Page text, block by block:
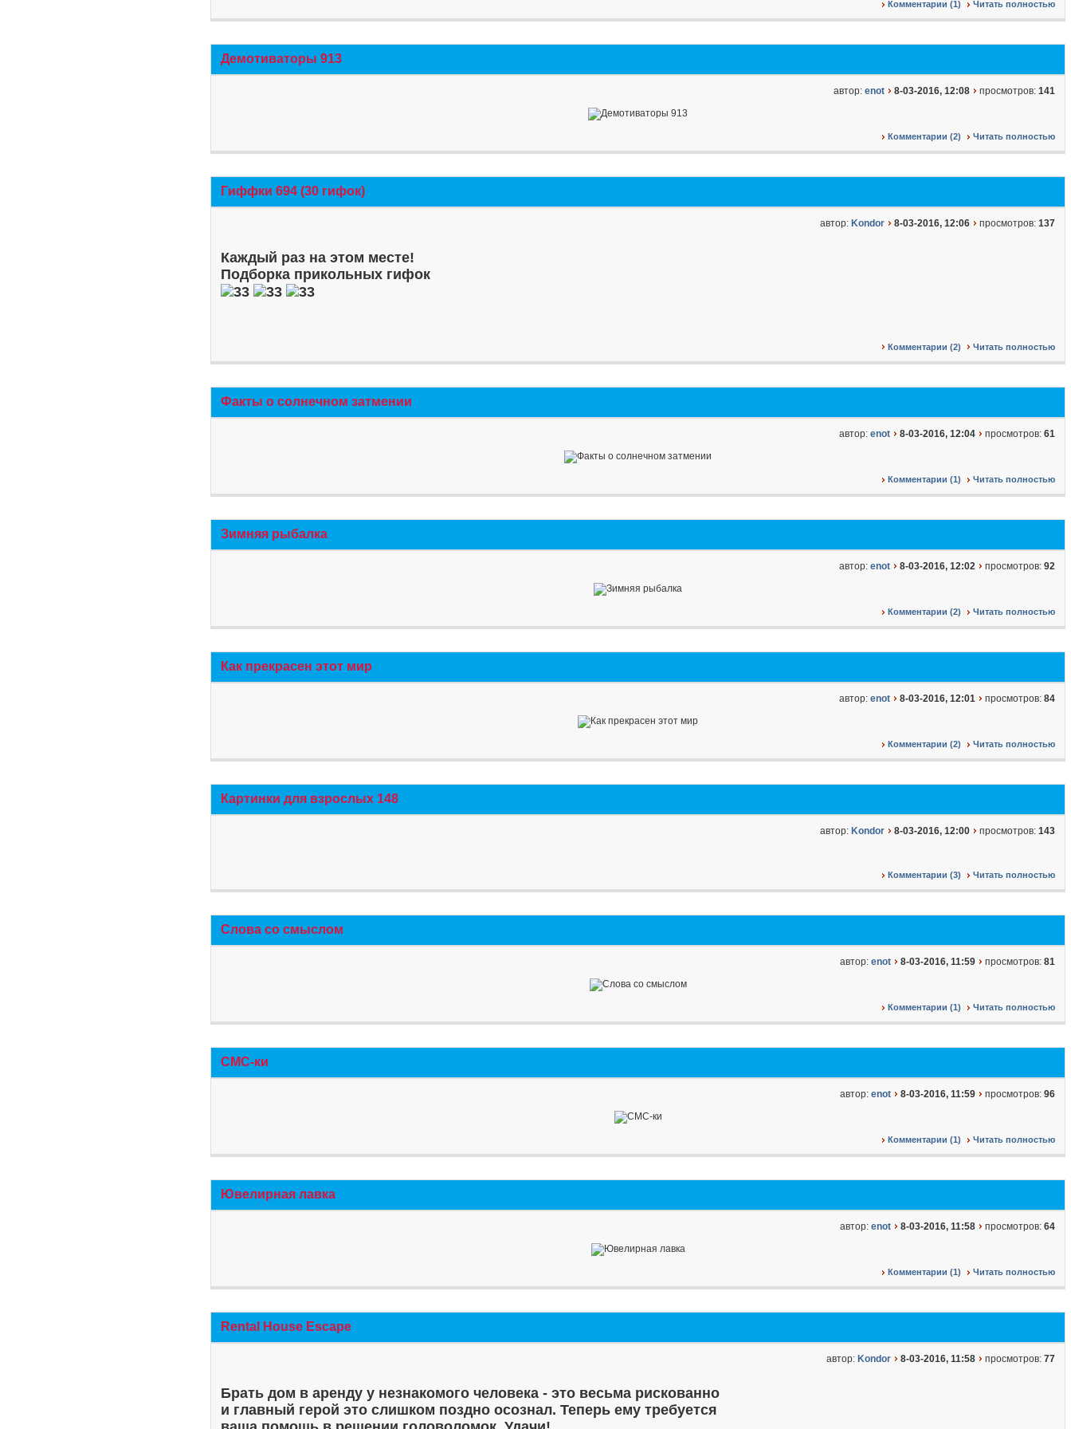
Комментарии (1) Читать полностью
Демотиваторы 913
автор: enot 8-03-2016, 12:08 просмотров: 141
Комментарии (2) Читать полностью
Гиффки 694 (30 гифок)
автор: Kondor 8-03-2016, 12:06 просмотров: 137
Каждый раз на этом месте!
Подборка прикольных гифок
Комментарии (2) Читать полностью
Факты о солнечном затмении
автор: enot 8-03-2016, 12:04 просмотров: 61
Комментарии (1) Читать полностью
Зимняя рыбалка
автор: enot 8-03-2016, 12:02 просмотров: 92
Комментарии (2) Читать полностью
Как прекрасен этот мир
автор: enot 8-03-2016, 12:01 просмотров: 84
Комментарии (2) Читать полностью
Картинки для взрослых 148
автор: Kondor 8-03-2016, 12:00 просмотров: 143
Комментарии (3) Читать полностью
Слова со смыслом
автор: enot 8-03-2016, 11:59 просмотров: 81
Комментарии (1) Читать полностью
СМС-ки
автор: enot 8-03-2016, 11:59 просмотров: 96
Комментарии (1) Читать полностью
Ювелирная лавка
автор: enot 8-03-2016, 11:58 просмотров: 64
Комментарии (1) Читать полностью
Rental House Escape
автор: Kondor 8-03-2016, 11:58 просмотров: 77
Брать дом в аренду у незнакомого человека - это весьма рискованно
и главный герой это слишком поздно осознал. Теперь ему требуется